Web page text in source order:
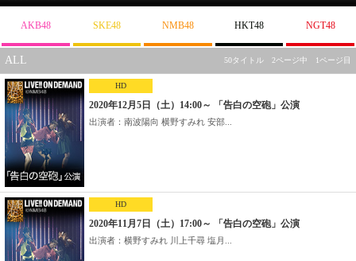
AKB48 SKE48 NMB48 HKT48 NGT48
ALL 50タイトル 2ページ中 1ページ目
HD
2020年12月5日（土）14:00～ 「告白の空砲」公演
出演者：南波陽向 横野すみれ 安部...
HD
2020年11月7日（土）17:00～ 「告白の空砲」公演
出演者：横野すみれ 川上千尋 塩月...